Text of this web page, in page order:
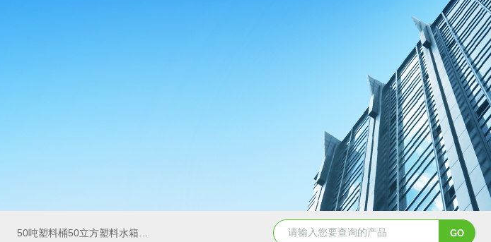
50吨塑料桶50立方塑料水箱pe水箱 50吨pe塑料水箱储水罐 40吨PE塑料防腐储罐